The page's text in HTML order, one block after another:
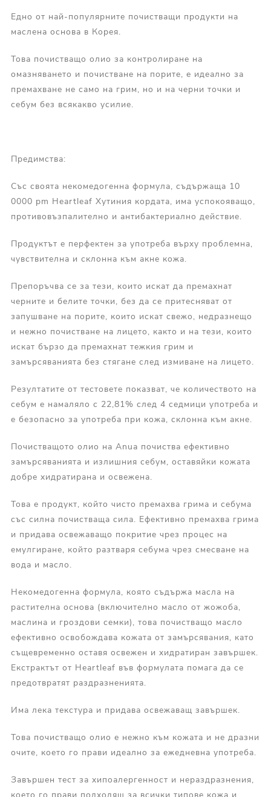
Едно от най-популярните почистващи продукти на
маслена основа в Корея.
Това почистващо олио за контролиране на
омазняването и почистване на порите, е идеално за
премахване не само на грим, но и на черни точки и
себум без всякакво усилие.
Предимства:
Със своята некомедогенна формула, съдържаща 10
0000 pm Heartleaf Хутиния кордата, има успокояващо,
противовъзпалително и антибактериално действие.
Продуктът е перфектен за употреба върху проблемна,
чувствителна и склонна към акне кожа.
Препоръчва се за тези, които искат да премахнат
черните и белите точки, без да се притесняват от
запушване на порите, които искат свежо, недразнещо
и нежно почистване на лицето, както и на тези, които
искат бързо да премахнат тежкия грим и
замърсяванията без стягане след измиване на лицето.
Резултатите от тестовете показват, че количеството на
себум е намаляло с 22,81% след 4 седмици употреба и
е безопасно за употреба при кожа, склонна към акне.
Почистващото олио на Anua почиства ефективно
замърсяванията и излишния себум, оставяйки кожата
добре хидратирана и освежена.
Това е продукт, който чисто премахва грима и себума
със силна почистваща сила. Ефективно премахва грима
и придава освежаващо покритие чрез процес на
емулгиране, който разтваря себума чрез смесване на
вода и масло.
Некомедогенна формула, която съдържа масла на
растителна основа (включително масло от жожоба,
маслина и гроздови семки), това почистващо масло
ефективно освобождава кожата от замърсявания, като
същевременно оставя освежен и хидратиран завършек.
Екстрактът от Heartleaf във формулата помага да се
предотвратят раздразненията.
Има лека текстура и придава освежаващ завършек.
Това почистващо олио е нежно към кожата и не дразни
очите, което го прави идеално за ежедневна употреба.
Завършен тест за хипоалергенност и нераздразнения,